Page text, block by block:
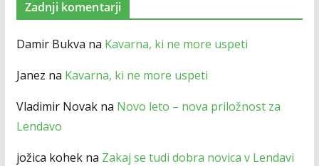
Zadnji komentarji
Damir Bukva na Kavarna, ki ne more uspeti
Janez na Kavarna, ki ne more uspeti
Vladimir Novakna Novo leto – nova priložnost za
Lendavo
jožica kohekna Zakaj se tudi dobra novica v Lendavi